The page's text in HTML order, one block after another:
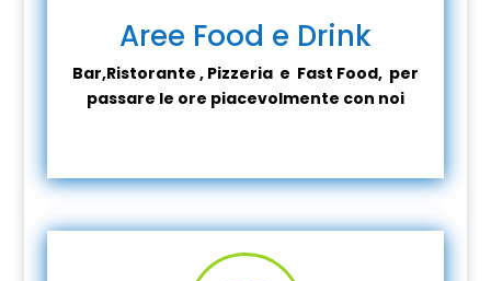
Aree Food e Drink
Bar,Ristorante , Pizzeria e Fast Food, per
passare le ore piacevolmente con noi